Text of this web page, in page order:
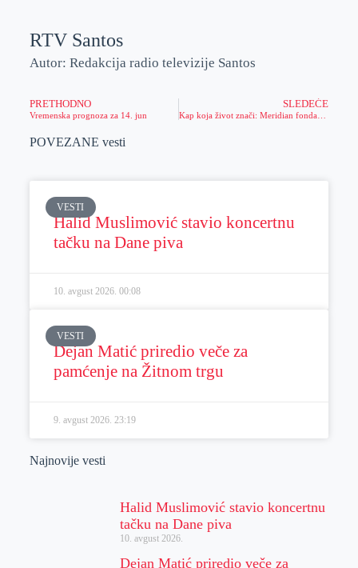
RTV Santos
Autor: Redakcija radio televizije Santos
PRETHODNO
Vremenska prognoza za 14. jun
SLEDEĆE
POVEZANE vesti
VESTI
Halid Muslimović stavio koncertnu
tačku na Dane piva
10. avgust 2026. 00:08
VESTI
Dejan Matić priredio veče za
pamćenje na Žitnom trgu
9. avgust 2026. 23:19
Najnovije vesti
Halid Muslimović stavio koncertnu
tačku na Dane piva
10. avgust 2026.
Dejan Matić priredio veče za